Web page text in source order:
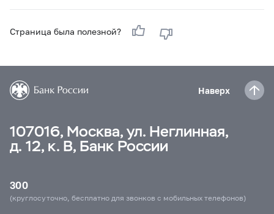
Страница была полезной?
Наверх
107016, Москва, ул. Неглинная,
д. 12, к. В, Банк России
300
(круглосуточно, бесплатно для звонков с мобильных телефонов)